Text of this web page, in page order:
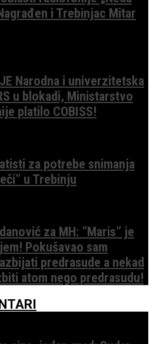
i Trebinjac Mitar
Narodna i univerzitetska
u blokadi, Ministarstvo
platilo COBISS!
za potrebe snimanja
u Trebinju
za MH: ”Maris” je
Pokušavao sam
predrasude a nekad
atom nego predrasudu!